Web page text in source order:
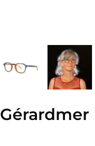
Gérardmer